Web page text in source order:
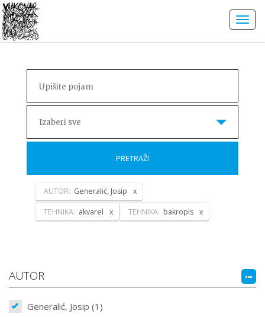
Izaberi sve
PRETRAŽI
AUTOR: Generalić, Josip
TEHNIKA: akvarel TEHNIKA: bakropis
AUTOR
Generalić, Josip (1)